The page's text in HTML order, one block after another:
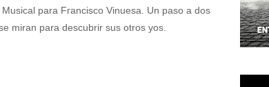
para Francisco Vinuesa. Un paso a dos
miran para descubrir sus otros yos.